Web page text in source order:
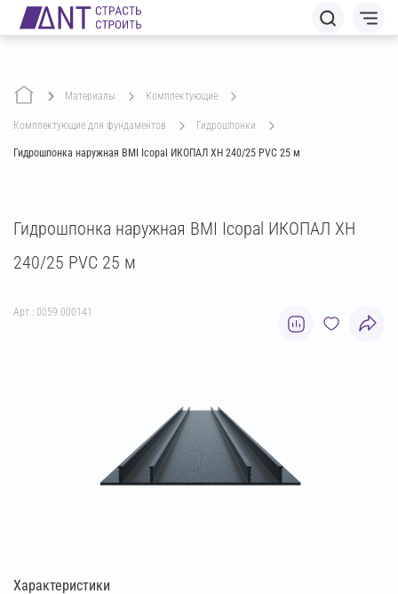
Материалы комплектующие
комплектующие для фундаментов гидрошпонки
Гидрошпонка наружная BMI Icopal ИКОПАЛ ХН 240/25 PVC 25 м
Гидрошпонка наружная BMI Icopal ИКОПАЛ ХН
240/25 PVC 25 м
Арт.: 0059.000141
Характеристики